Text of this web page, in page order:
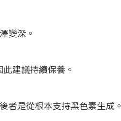
變深。
建議持續保養。
者是從根本支持黑色素生成。